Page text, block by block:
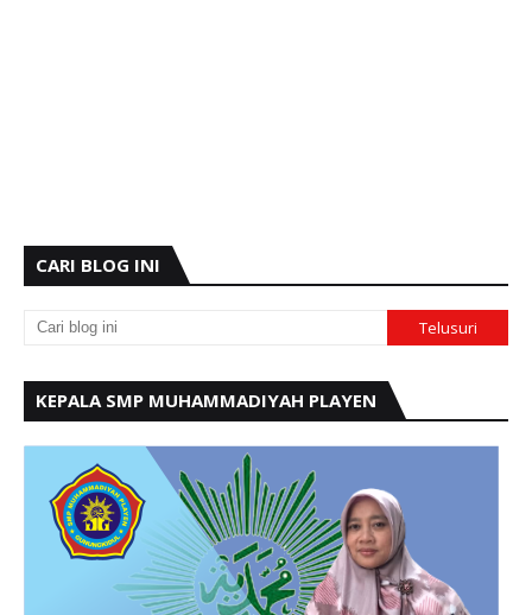
CARI BLOG INI
KEPALA SMP MUHAMMADIYAH PLAYEN